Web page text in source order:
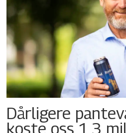
Dårligere
koste oss 1,3